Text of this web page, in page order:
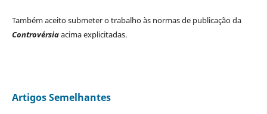
Também aceito submeter o trabalho às normas de publicação da
Controvérsiaacima explicitadas.
Artigos Semelhantes